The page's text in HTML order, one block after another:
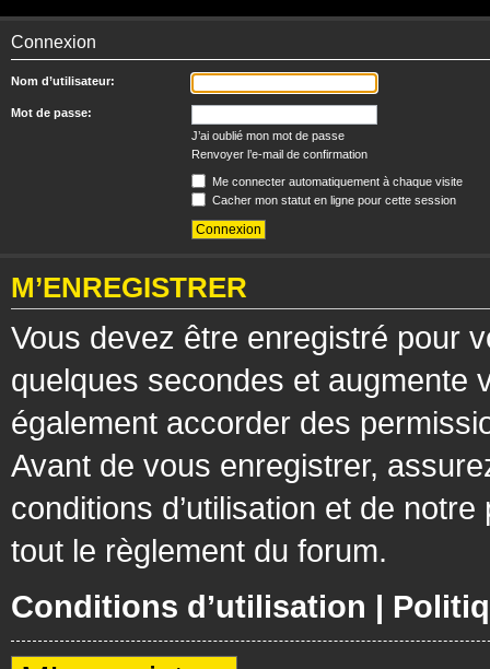
Connexion
Nom d’utilisateur:
Mot de passe:
J’ai oublié mon mot de passe
Renvoyer l’e-mail de confirmation
Me connecter automatiquement à chaque visite
Cacher mon statut en ligne pour cette session
M’ENREGISTRER
Vous devez être enregistré pour
quelques secondes et augmente
également accorder des
Avant de vous enregistrer,
conditions d’utilisation et de
tout le règlement du forum.
Conditions d’utilisation |